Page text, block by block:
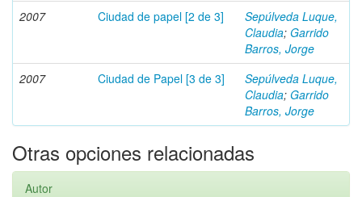
2007
Ciudad de papel [2 de 3]
Sepúlveda Luque,
Claudia; Garrido
Barros, Jorge
2007
Ciudad de Papel [3 de 3]
Sepúlveda Luque,
Claudia; Garrido
Barros, Jorge
Otras opciones relacionadas
Autor